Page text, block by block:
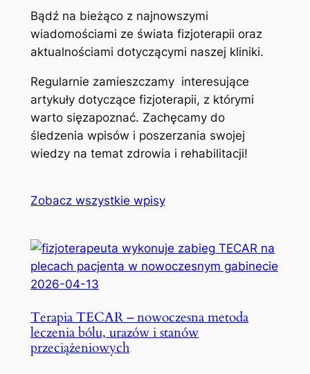
Bądź na bieżąco z najnowszymi
wiadomościami ze świata fizjoterapii oraz
aktualnościami dotyczącymi naszej kliniki.
Regularnie zamieszczamy interesujące
artykuły dotyczące fizjoterapii, z którymi
warto sięzapoznać. Zachęcamy do
śledzenia wpisów i poszerzania swojej
wiedzy na temat zdrowia i rehabilitacji!
Zobacz wszystkie wpisy
2026-04-13
Terapia TECAR – nowoczesna metoda
leczenia bólu, urazów i stanów
przeciążeniowych